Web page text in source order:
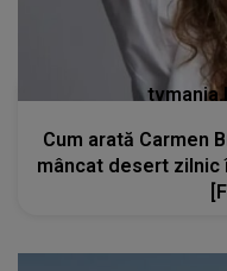
Cum arată Carmen
mâncat desert zilnic